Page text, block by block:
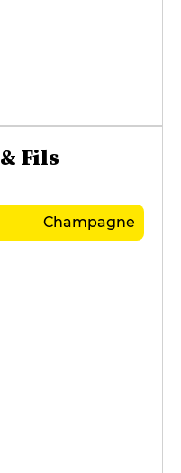
Fils
Champagne